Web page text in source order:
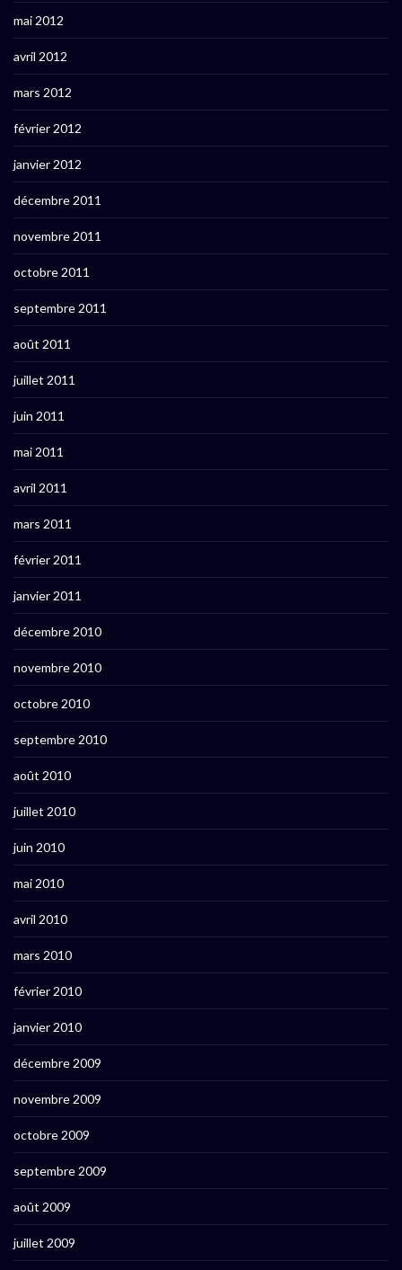
mai 2012
avril 2012
mars 2012
février 2012
janvier 2012
décembre 2011
novembre 2011
octobre 2011
septembre 2011
août 2011
juillet 2011
juin 2011
mai 2011
avril 2011
mars 2011
février 2011
janvier 2011
décembre 2010
novembre 2010
octobre 2010
septembre 2010
août 2010
juillet 2010
juin 2010
mai 2010
avril 2010
mars 2010
février 2010
janvier 2010
décembre 2009
novembre 2009
octobre 2009
septembre 2009
août 2009
juillet 2009